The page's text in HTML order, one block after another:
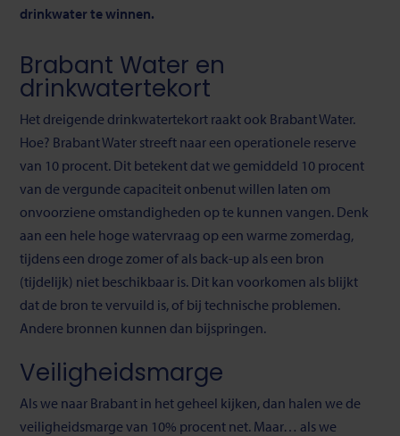
drinkwater te winnen.
Brabant Water en
drinkwatertekort
Het dreigende drinkwatertekort raakt ook Brabant Water.
Hoe? Brabant Water streeft naar een operationele reserve
van 10 procent. Dit betekent dat we gemiddeld 10 procent
van de vergunde capaciteit onbenut willen laten om
onvoorziene omstandigheden op te kunnen vangen. Denk
aan een hele hoge watervraag op een warme zomerdag,
tijdens een droge zomer of als back-up als een bron
(tijdelijk) niet beschikbaar is. Dit kan voorkomen als blijkt
dat de bron te vervuild is, of bij technische problemen.
Andere bronnen kunnen dan bijspringen.
Veiligheidsmarge
Als we naar Brabant in het geheel kijken, dan halen we de
veiligheidsmarge van 10% procent net. Maar… als we